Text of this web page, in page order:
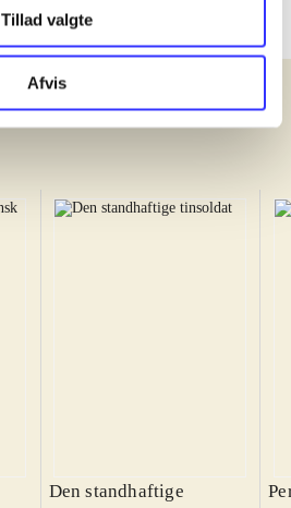
Tillad valgte
Afvis
Den standhaftige